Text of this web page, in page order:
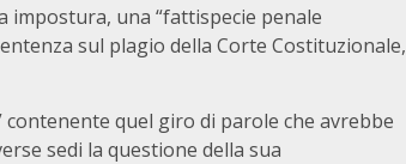
impostura, una “fattispecie penale
sul plagio della Corte Costituzionale,
quel giro di parole che avrebbe
sedi la questione della sua